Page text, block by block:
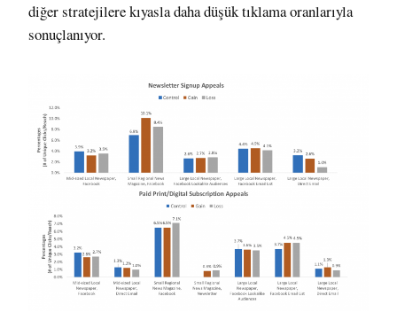
diğer stratejilere kıyasla daha düşük tıklama oranlarıyla
sonuçlanıyor.